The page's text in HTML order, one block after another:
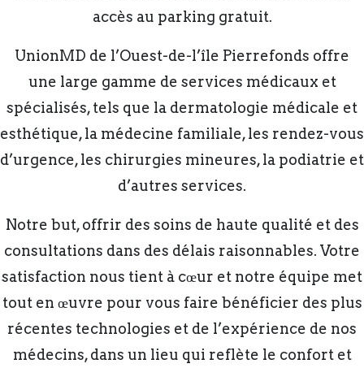
accès au parking gratuit.
UnionMD de l’Ouest-de-l’île Pierrefonds offre
une large gamme de services médicaux et
spécialisés, tels que la dermatologie médicale et
esthétique, la médecine familiale, les rendez-vous
d’urgence, les chirurgies mineures, la podiatrie et
d’autres services.
Notre but, offrir des soins de haute qualité et des
consultations dans des délais raisonnables. Votre
satisfaction nous tient à cœur et notre équipe met
tout en œuvre pour vous faire bénéficier des plus
récentes technologies et de l’expérience de nos
médecins, dans un lieu qui reflète le confort et